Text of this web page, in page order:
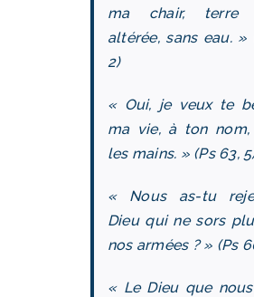
ma chair, terre
altérée, sans eau. »
2)
« Oui, je veux te
ma vie, à ton nom,
les mains. » (Ps 63,
« Nous as-tu
Dieu qui ne sors
nos armées ? » (Ps
« Le Dieu que